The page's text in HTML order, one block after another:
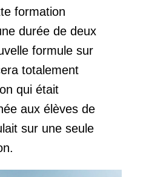
formation
durée de deux
formule sur
totalement
qui était
aux élèves de
sur une seule